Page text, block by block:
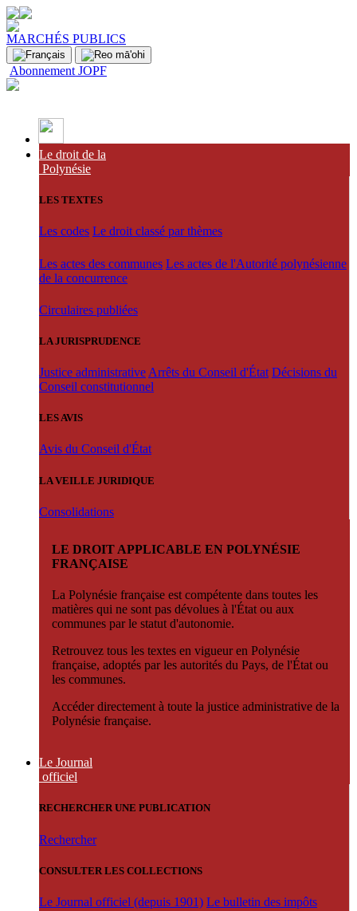
MARCHÉS PUBLICS
Abonnement JOPF
Le droit de la
Polynésie
LES TEXTES
Les codes Le droit classé par thèmes
Les actes des communes Les actes de l'Autorité polynésienne
de la concurrence
Circulaires publiées
LA JURISPRUDENCE
Justice administrative Arrêts du Conseil d'État Décisions du
Conseil constitutionnel
LES AVIS
Avis du Conseil d'État
LA VEILLE JURIDIQUE
Consolidations
LE DROIT APPLICABLE EN POLYNÉSIE
FRANÇAISE
La Polynésie française est compétente dans toutes les
matières qui ne sont pas dévolues à l'État ou aux
communes par le statut d'autonomie.
Retrouvez tous les textes en vigueur en Polynésie
française, adoptés par les autorités du Pays, de l'État ou
les communes.
Accéder directement à toute la justice administrative de la
Polynésie française.
Le Journal
officiel
RECHERCHER UNE PUBLICATION
Rechercher
CONSULTER LES COLLECTIONS
Le Journal officiel (depuis 1901) Le bulletin des impôts